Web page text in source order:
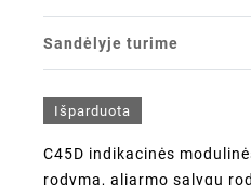
Sandėlyje turime
Išparduota
C45D indikacinės
rodymą, aliarmo sąlygų